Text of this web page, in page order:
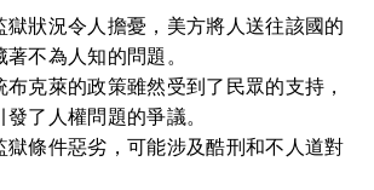
獄狀況令人擔憂，美方將人送往該國的
不為人知的問題。
克萊的政策雖然受到了民眾的支持，
了人權問題的爭議。
獄條件惡劣，可能涉及酷刑和不人道對